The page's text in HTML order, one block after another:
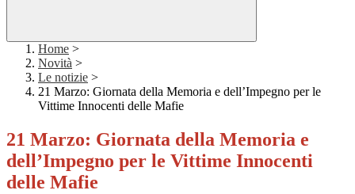
Home >
Novità >
Le notizie >
21 Marzo: Giornata della Memoria e dell’Impegno per le
Vittime Innocenti delle Mafie
21 Marzo: Giornata della Memoria e
dell’Impegno per le Vittime Innocenti
delle Mafie